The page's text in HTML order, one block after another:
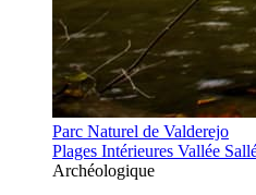
Parc Naturel de Valderejo
Plages Intérieures Vallée
Archéologique